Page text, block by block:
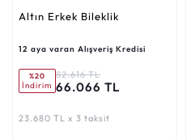
Altın Erkek Bileklik
12 aya varan Alışveriş Kredisi
%20
İndirim
82.616 TL
66.066 TL
23.680 TL x 3 taksit